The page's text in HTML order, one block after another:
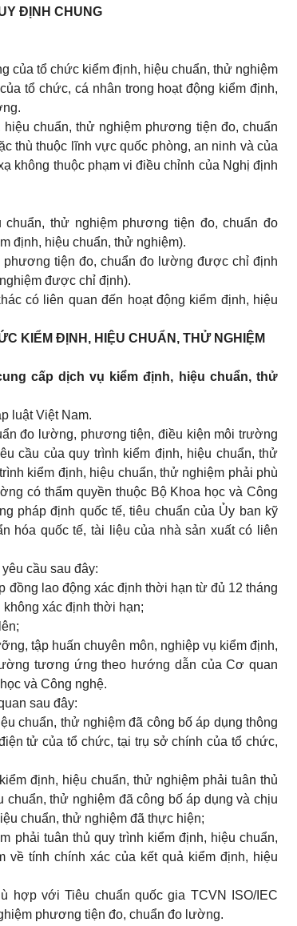
ĐỊNH CHUNG
của tổ chức kiểm định, hiệu chuẩn, thử nghiệm
tổ chức, cá nhân trong hoạt động kiểm định,
chuẩn, thử nghiệm phương tiện đo, chuẩn
thù thuộc lĩnh vực quốc phòng, an ninh và của
không thuộc phạm vi điều chỉnh của Nghị định
thử nghiệm phương tiện đo, chuẩn đo
định, hiệu chuẩn, thử nghiệm).
tiện đo, chuẩn đo lường được chỉ định
được chỉ định).
có liên quan đến hoạt động kiểm định, hiệu
KIỂM ĐỊNH, HIỆU CHUẨN, THỬ NGHIỆM
cấp dịch vụ kiểm định, hiệu chuẩn, thử
luật Việt Nam.
đo lường, phương tiện, điều kiện môi trường
cầu của quy trình kiểm định, hiệu chuẩn, thử
kiểm định, hiệu chuẩn, thử nghiệm phải phù
có thẩm quyền thuộc Bộ Khoa học và Công
pháp định quốc tế, tiêu chuẩn của Ủy ban kỹ
hóa quốc tế, tài liệu của nhà sản xuất có liên
cầu sau đây:
lao động xác định thời hạn từ đủ 12 tháng
xác định thời hạn;
tập huấn chuyên môn, nghiệp vụ kiểm định,
tương ứng theo hướng dẫn của Cơ quan
và Công nghệ.
sau đây:
chuẩn, thử nghiệm đã công bố áp dụng thông
tử của tổ chức, tại trụ sở chính của tổ chức,
định, hiệu chuẩn, thử nghiệm phải tuân thủ
chuẩn, thử nghiệm đã công bố áp dụng và chịu
chuẩn, thử nghiệm đã thực hiện;
phải tuân thủ quy trình kiểm định, hiệu chuẩn,
về tính chính xác của kết quả kiểm định, hiệu
hợp với Tiêu chuẩn quốc gia TCVN ISO/IEC
phương tiện đo, chuẩn đo lường.